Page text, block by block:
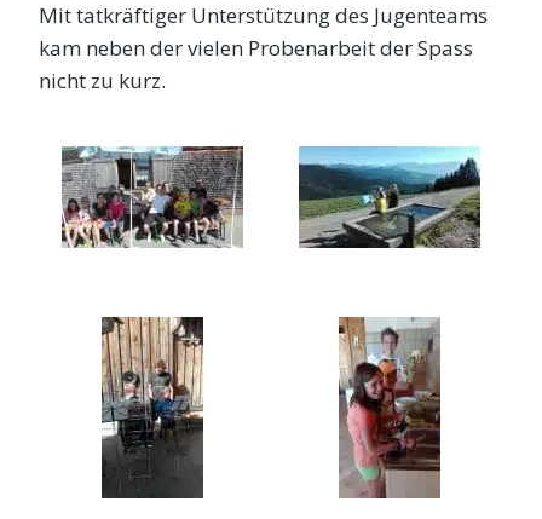
Mit tatkräftiger Unterstützung des Jugenteams
kam neben der vielen Probenarbeit der Spass
nicht zu kurz.